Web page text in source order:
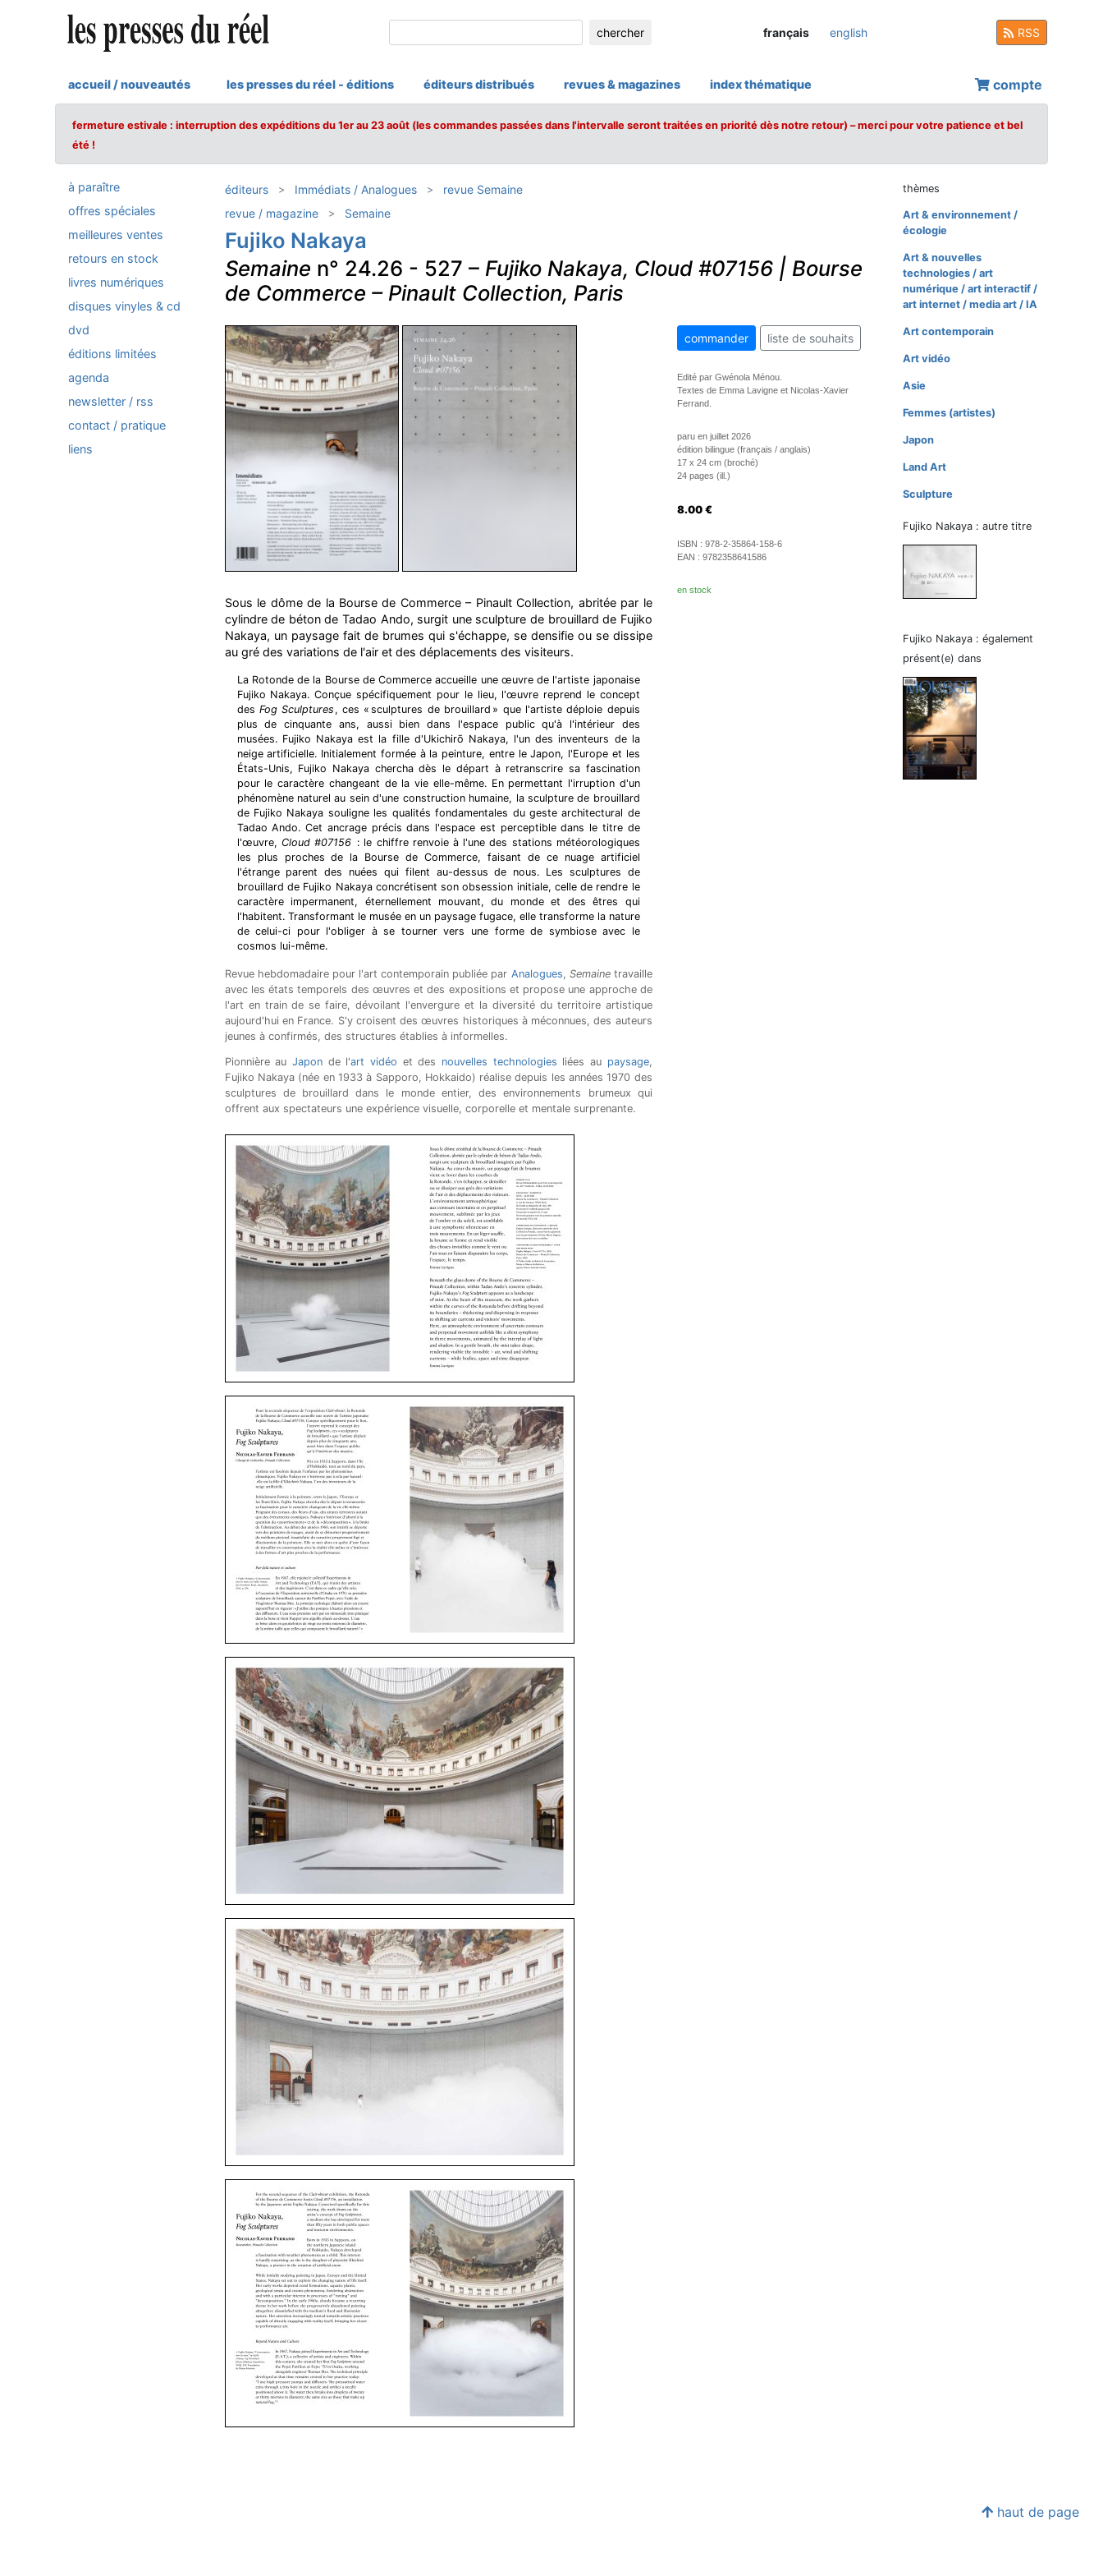
chercher français english RSS
accueil / nouveautés les presses du réel - éditions éditeurs distribués revues & magazines index thématique compte
fermeture estivale : interruption des expéditions du 1er au 23 août (les commandes passées dans l'intervalle seront traitées en priorité dès notre retour) – merci pour votre patience et bel
été !
à paraître
offres spéciales
meilleures ventes
retours en stock
livres numériques
disques vinyles & cd
dvd
éditions limitées
agenda
newsletter / rss
contact / pratique
liens
éditeurs Immédiats / Analogues
revue Semaine
revue / magazine
Semaine
Fujiko Nakaya
Semaine n° 24.26 - 527 – Fujiko Nakaya, Cloud #07156 | Bourse
de Commerce – Pinault Collection, Paris
Sous le dôme de la Bourse de Commerce – Pinault Collection, abritée par le
cylindre de béton de Tadao Ando, surgit une sculpture de brouillard de Fujiko
Nakaya, un paysage fait de brumes qui s'échappe, se densifie ou se dissipe
au gré des variations de l'air et des déplacements des visiteurs.
La Rotonde de la Bourse de Commerce accueille une œuvre de l'artiste japonaise
Fujiko Nakaya. Conçue spécifiquement pour le lieu, l'œuvre reprend le concept
desFog Sculptures , ces « sculptures de brouillard » que l'artiste déploie depuis
plus de cinquante ans, aussi bien dans l'espace public qu'à l'intérieur des
musées. Fujiko Nakaya est la fille d'Ukichirō Nakaya, l'un des inventeurs de la
neige artificielle. Initialement formée à la peinture, entre le Japon, l'Europe et les
États-Unis, Fujiko Nakaya chercha dès le départ à retranscrire sa fascination
pour le caractère changeant de la vie elle-même. En permettant l'irruption d'un
phénomène naturel au sein d'une construction humaine, la sculpture de brouillard
de Fujiko Nakaya souligne les qualités fondamentales du geste architectural de
Tadao Ando. Cet ancrage précis dans l'espace est perceptible dans le titre de
l'œuvre, Cloud #07156 : le chiffre renvoie à l'une des stations météorologiques
les plus proches de la Bourse de Commerce, faisant de ce nuage artificiel
l'étrange parent des nuées qui filent au-dessus de nous. Les sculptures de
brouillard de Fujiko Nakaya concrétisent son obsession initiale, celle de rendre le
caractère impermanent, éternellement mouvant, du monde et des êtres qui
l'habitent. Transformant le musée en un paysage fugace, elle transforme la nature
de celui-ci pour l'obliger à se tourner vers une forme de symbiose avec le
cosmos lui-même.
Revue hebdomadaire pour l'art contemporain publiée par Analogues, Semainetravaille
avec les états temporels des œuvres et des expositions et propose une approche de
l'art en train de se faire, dévoilant l'envergure et la diversité du territoire artistique
aujourd'hui en France. S'y croisent des œuvres historiques à méconnues, des auteurs
jeunes à confirmés, des structures établies à informelles.
Pionnière auJapon de l'art vidéo et des nouvelles technologies liées au paysage,
Fujiko Nakaya (née en 1933 à Sapporo, Hokkaido) réalise depuis les années 1970 des
sculptures de brouillard dans le monde entier, des environnements brumeux qui
offrent aux spectateurs une expérience visuelle, corporelle et mentale surprenante.
commander liste de souhaits
Edité par Gwénola Ménou.
Textes de Emma Lavigne et Nicolas-Xavier
Ferrand.
paru en juillet 2026
édition bilingue (français / anglais)
17 x 24 cm (broché)
24 pages (ill.)
8.00 €
ISBN : 978-2-35864-158-6
EAN : 9782358641586
en stock
thèmes
Art & environnement /
écologie
Art & nouvelles
technologies / art
numérique / art interactif /
art internet / media art / IA
Art contemporain
Art vidéo
Asie
Femmes (artistes)
Japon
Land Art
Sculpture
Fujiko Nakaya : autre titre
Fujiko Nakaya : également
présent(e) dans
haut de page